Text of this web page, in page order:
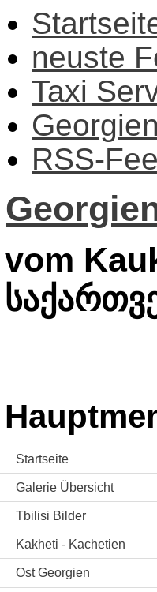
neuste
Taxi
RSS-
vom
Startseite
Galerie Übersicht
Tbilisi Bilder
Kakheti - Kachetien
Ost Georgien